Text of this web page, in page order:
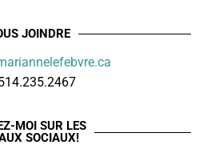
JOINDRE
MOI SUR LES
SOCIAUX!